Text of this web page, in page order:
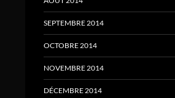
SEPTEMBRE 2014
OCTOBRE 2014
NOVEMBRE 2014
DÉCEMBRE 2014